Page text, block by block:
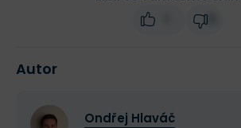
Autor
Ondřej Hlaváč